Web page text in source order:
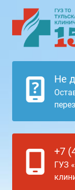
Не
+7
ГУЗ